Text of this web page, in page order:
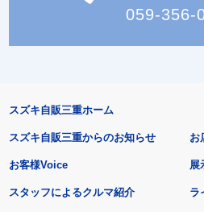
059-356-
スズキ自販三重ホーム
スズキ自販三重からのお知らせ
お客様Voice
スタッフによるクルマ紹介
お
展
ラ